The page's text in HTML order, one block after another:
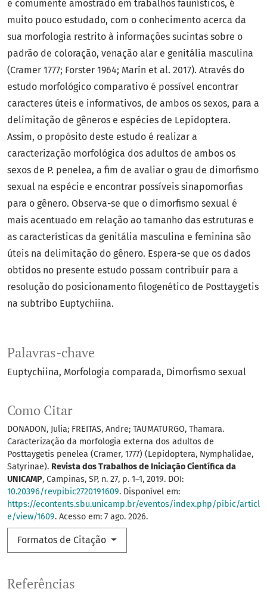
Palavras-chave
Euptychiina Morfologia comparada Dimorfismo sexual
Como Citar
DONADON, Julia; FREITAS, Andre; TAUMATURGO, Thamara.
Caracterização da morfologia externa dos adultos de
Posttaygetis penelea (Cramer, 1777) (Lepidoptera, Nymphalidae,
Satyrinae). Revista dos Trabalhos de Iniciação Científica da
UNICAMP, Campinas, SP, n. 27, p. 1–1, 2019. DOI:
10.20396/revpibic2720191609. Disponível em:
https://econtents.sbu.unicamp.br/eventos/index.php/pibic/articl
e/view/1609. Acesso em: 7 ago. 2026.
Formatos de Citação
e comumente amostrado em trabalhos faunísticos, é
muito pouco estudado, com o conhecimento acerca da
sua morfologia restrito à informações sucintas sobre o
padrão de coloração, venação alar e genitália masculina
(Cramer 1777; Forster 1964; Marín et al. 2017). Através do
estudo morfológico comparativo é possível encontrar
caracteres úteis e informativos, de ambos os sexos, para a
delimitação de gêneros e espécies de Lepidoptera.
Assim, o propósito deste estudo é realizar a
caracterização morfológica dos adultos de ambos os
sexos de P. penelea, a fim de avaliar o grau de dimorfismo
sexual na espécie e encontrar possíveis sinapomorfias
para o gênero. Observa-se que o dimorfismo sexual é
mais acentuado em relação ao tamanho das estruturas e
as características da genitália masculina e feminina são
úteis na delimitação do gênero. Espera-se que os dados
obtidos no presente estudo possam contribuir para a
resolução do posicionamento filogenético de Posttaygetis
na subtribo Euptychiina.
Referências